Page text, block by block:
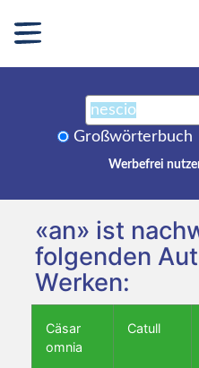
Großwörterbuch
Werbefrei
«an» ist
folgenden
Werken:
Cäsar
omnia
Catull